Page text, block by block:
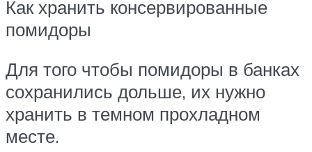
Как хранить консервированные
помидоры
Для того чтобы помидоры в банках
сохранились дольше, их нужно
хранить в темном прохладном
месте.